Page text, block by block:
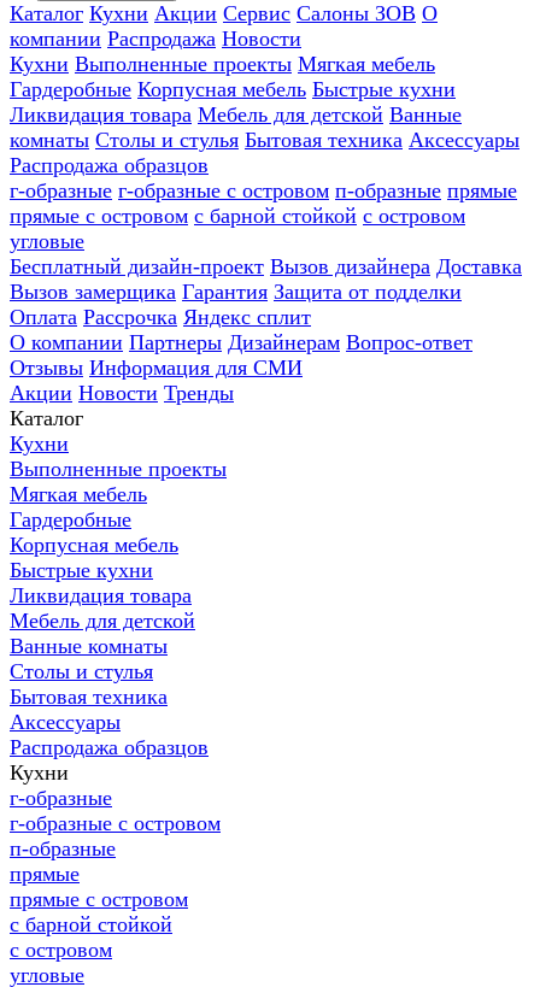
Каталог Кухни Акции Сервис Салоны ЗОВ О
компании Распродажа Новости
Кухни Выполненные проекты Мягкая мебель
Гардеробные Корпусная мебель Быстрые кухни
Ликвидация товара Мебель для детской Ванные
комнаты Столы и стулья Бытовая техника Аксессуары
Распродажа образцов
г-образные г-образные с островом п-образные прямые
прямые с островом с барной стойкой с островом
угловые
Бесплатный дизайн-проект Вызов дизайнера Доставка
Вызов замерщика Гарантия Защита от подделки
Оплата Рассрочка Яндекс сплит
О компании Партнеры Дизайнерам Вопрос-ответ
Отзывы Информация для СМИ
Акции Новости Тренды
Каталог
Кухни
Выполненные проекты
Мягкая мебель
Гардеробные
Корпусная мебель
Быстрые кухни
Ликвидация товара
Мебель для детской
Ванные комнаты
Столы и стулья
Бытовая техника
Аксессуары
Распродажа образцов
Кухни
г-образные
г-образные с островом
п-образные
прямые
прямые с островом
с барной стойкой
с островом
угловые